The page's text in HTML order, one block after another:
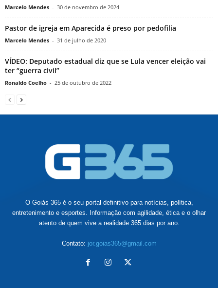
Marcelo Mendes - 30 de novembro de 2024
Pastor de igreja em Aparecida é preso por pedofilia
Marcelo Mendes - 31 de julho de 2020
VÍDEO: Deputado estadual diz que se Lula vencer eleição vai
ter “guerra civil”
Ronaldo Coelho - 25 de outubro de 2022
O Goiás 365 é o seu portal definitivo para notícias, política,
entretenimento e esportes. Informação com agilidade, ética e o olhar
atento de quem vive a realidade 365 dias por ano.
Contato: jor.goias365@gmail.com